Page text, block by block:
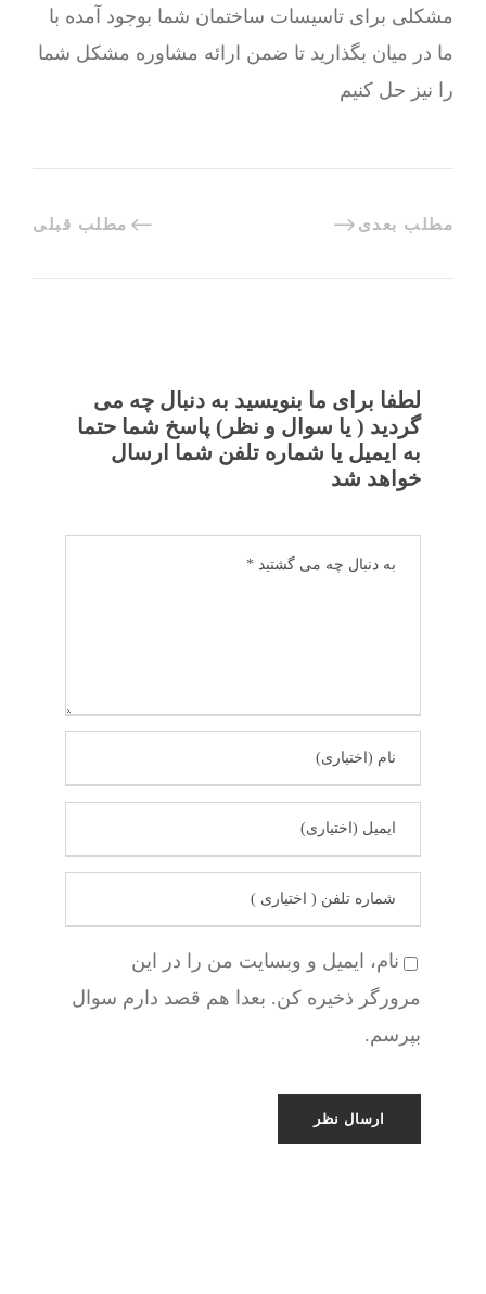
مشکلی برای تاسیسات ساختمان شما بوجود آمده با
ما در میان بگذارید تا ضمن ارائه مشاوره مشکل شما
را نیز حل کنیم
مطلب قبلی مطلب بعدی
لطفا برای ما بنویسید به دنبال چه می
گردید ( یا سوال و نظر) پاسخ شما حتما
به ایمیل یا شماره تلفن شما ارسال
خواهد شد
نام، ایمیل و وبسایت من را در این
مرورگر ذخیره کن. بعدا هم قصد دارم سوال
بپرسم.